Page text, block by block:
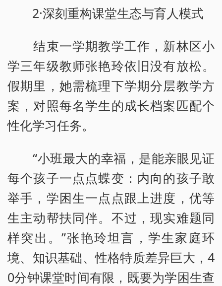
2·深刻重构课堂生态与育人模式
结束一学期教学工作，新林区小
学三年级教师张艳玲依旧没有放松。
假期里，她需梳理下学期分层教学方
案，对照每名学生的成长档案匹配个
性化学习任务。
“小班最大的幸福，是能亲眼见证
每个孩子一点点蝶变：内向的孩子敢
举手，学困生一点点跟上进度，优等
生主动帮扶同伴。不过，现实难题同
样突出。”张艳玲坦言，学生家庭环
境、知识基础、性格特质差异巨大，4
0分钟课堂时间有限，既要为学困生查